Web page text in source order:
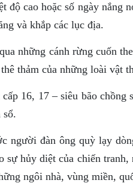
độ cao hoặc số ngày
và khắp các lục địa.
những cánh rừng cuốn
thảm của những loài vật
16, 17 – siêu bão
sổ.
người đàn ông quỳ lạy
sự hủy diệt của chiến
ngôi nhà, vùng miền,